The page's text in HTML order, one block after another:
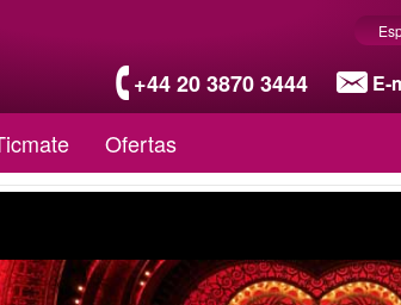
+44 20 3870 3444 E-
Ofertas